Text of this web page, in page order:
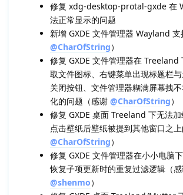
修复 xdg-desktop-protal-gxde 在
法正常显示的问题
新增 GXDE 文件管理器 Wayland
@CharOfString）
修复 GXDE 文件管理器在 Treeland
取文件图标、右键菜单出现标题栏
关闭按钮、文件管理器糊满屏幕拽
化的问题（感谢 @CharOfString）
修复 GXDE 桌面 Treeland 下无法加
点击壁纸后壁纸被提到其他窗口之
@CharOfString）
修复 GXDE 文件管理器在小小电脑
恢复子项更新时的重复过滤逻辑（
@shenmo）